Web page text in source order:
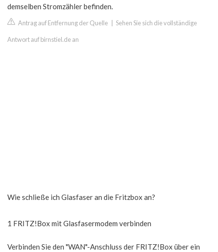
demselben Stromzähler befinden.
Antrag auf Entfernung der Quelle Sehen Sie sich die vollständige
Antwort auf birnstiel.de an
Wie schließe ich Glasfaser an die Fritzbox an?
1 FRITZ!Box mit Glasfasermodem verbinden
Verbinden Sie den "WAN"-Anschluss der FRITZ!Box über ein